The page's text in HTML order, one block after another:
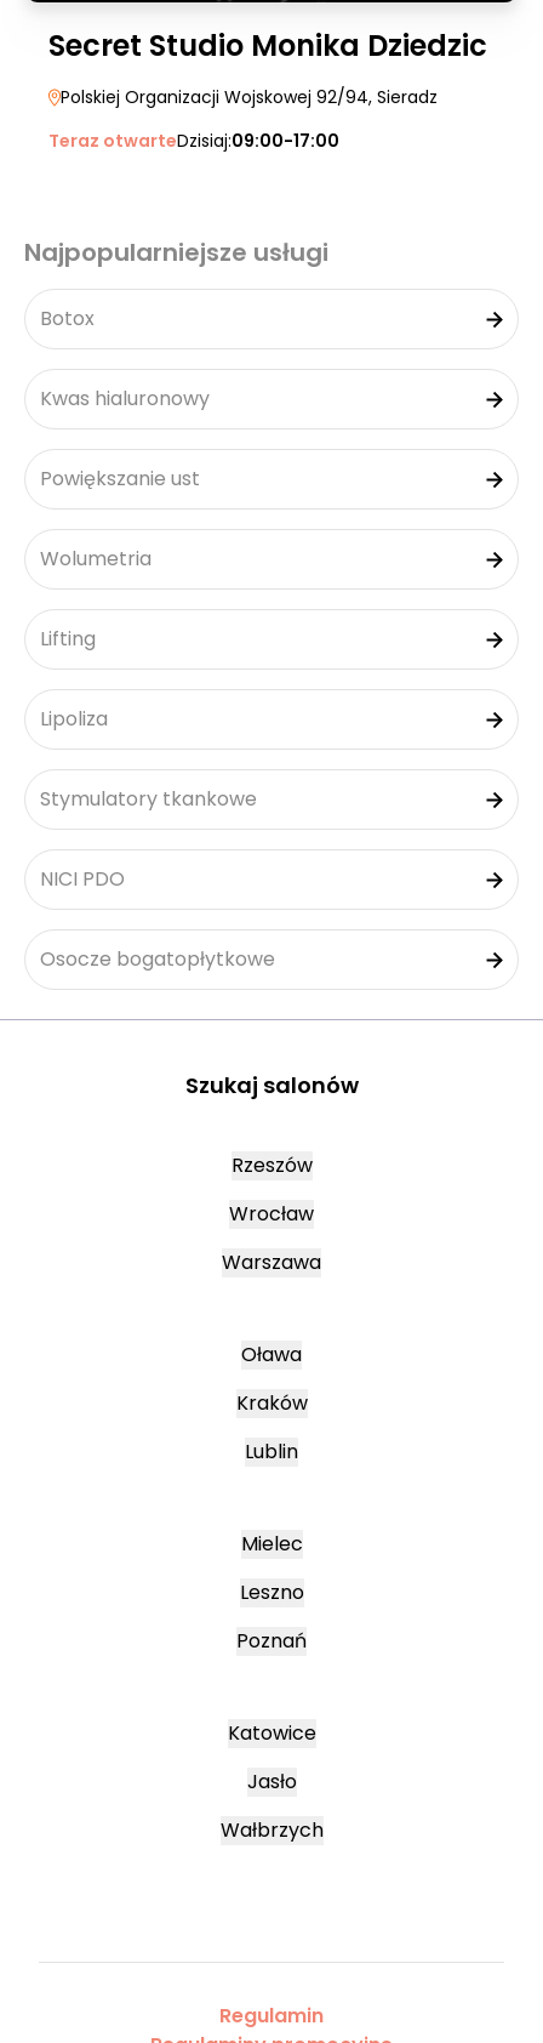
Secret Studio Monika Dziedzic
Polskiej Organizacji Wojskowej 92/94, Sieradz
Teraz otwarteDzisiaj:09:00-17:00
Najpopularniejsze usługi
Botox
Kwas hialuronowy
Powiększanie ust
Wolumetria
Lifting
Lipoliza
Stymulatory tkankowe
NICI PDO
Osocze bogatopłytkowe
Szukaj salonów
Rzeszów
Wrocław
Warszawa
Oława
Kraków
Lublin
Mielec
Leszno
Poznań
Katowice
Jasło
Wałbrzych
Regulamin